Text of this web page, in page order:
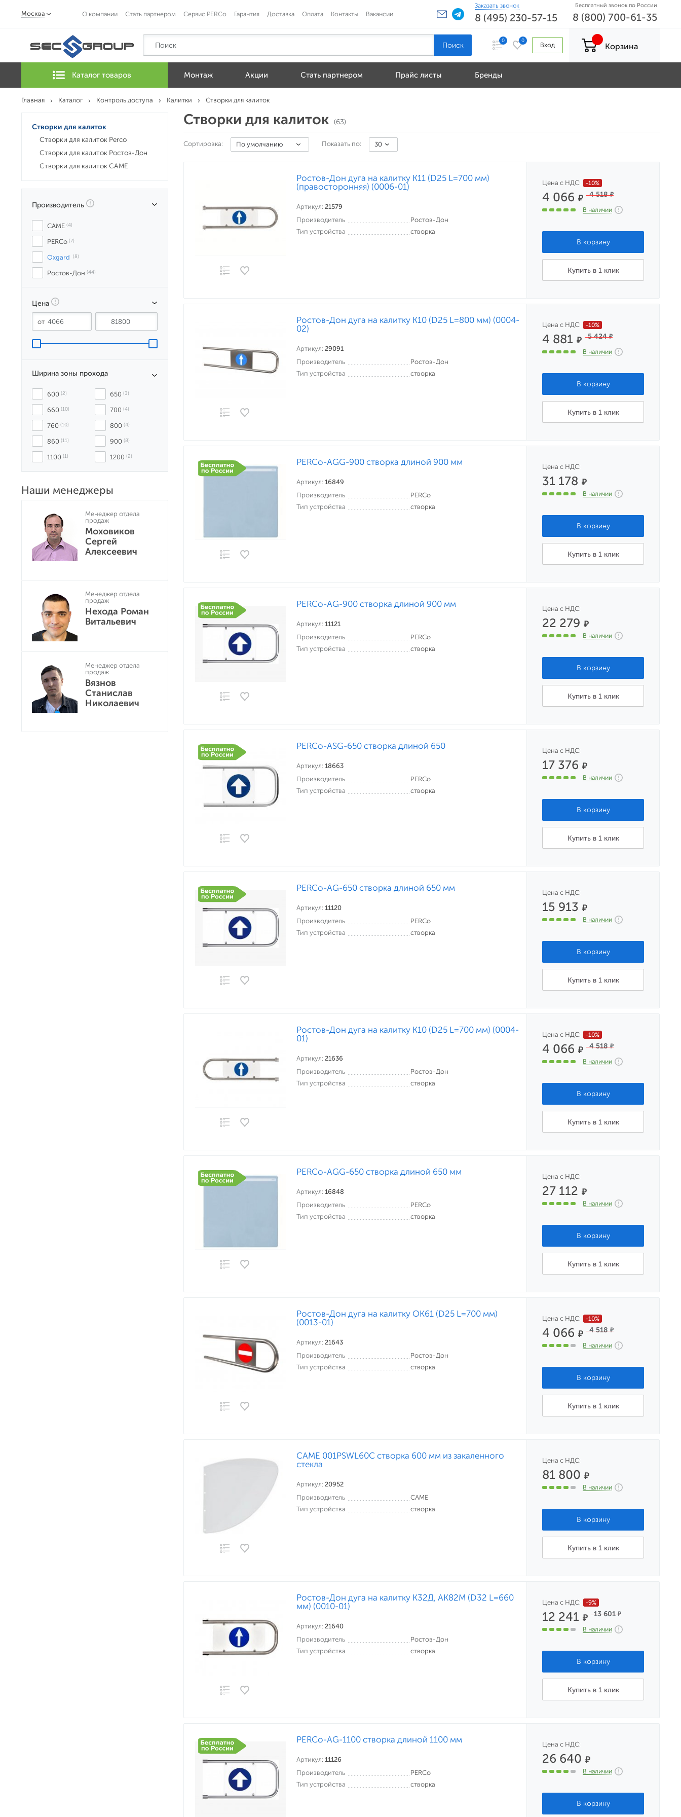
Москва О компании Стать партнером Сервис PERCo Гарантия Доставка Оплата Контакты Вакансии
Заказать звонок
8 (495) 230-57-15
Бесплатный звонок по России
8 (800) 700-61-35
0 0
Вход Корзина
Каталог товаров Монтаж Акции Стать партнером Прайс листы Бренды
Главная Каталог Контроль доступа Калитки Створки для калиток
Створки для калиток
Створки для калиток Perco
Створки для калиток Ростов-Дон
Створки для калиток CAME
Производитель
CAME (4)
PERCo (7)
Oxgard (8)
Ростов-Дон (44)
Цена
Ширина зоны прохода
600 (2) 650 (3)
660 (10) 700 (4)
760 (10) 800 (4)
860 (11) 900 (8)
1100 (1) 1200 (2)
Наши менеджеры
Менеджер отдела
продаж
Моховиков
Сергей
Алексеевич
Менеджер отдела
продаж
Нехода Роман
Витальевич
Менеджер отдела
продаж
Вязнов
Станислав
Николаевич
Створки для калиток (63)
Сортировка: По умолчанию Показать по: 30
Ростов-Дон дуга на калитку К11 (D25 L=700 мм)
(правосторонняя) (0006-01)
Артикул: 21579
Производитель
Ростов-Дон
Тип устройства
створка
Цена с НДС: -10%
4 066₽ 4 518₽
В наличии
Купить в 1 клик
Ростов-Дон дуга на калитку К10 (D25 L=800 мм) (0004-
02)
Артикул: 29091
Производитель
Ростов-Дон
Тип устройства
створка
Цена с НДС: -10%
4 881₽ 5 424₽
В наличии
Купить в 1 клик
PERCo-AGG-900 створка длиной 900 мм
Артикул: 16849
Производитель
PERCo
Тип устройства
створка
Цена с НДС:
31 178₽
В наличии
Купить в 1 клик
PERCo-AG-900 створка длиной 900 мм
Артикул: 11121
Производитель
PERCo
Тип устройства
створка
Цена с НДС:
22 279₽
В наличии
Купить в 1 клик
PERCo-ASG-650 створка длиной 650
Артикул: 18663
Производитель
PERCo
Тип устройства
створка
Цена с НДС:
17 376₽
В наличии
Купить в 1 клик
PERCo-AG-650 створка длиной 650 мм
Артикул: 11120
Производитель
PERCo
Тип устройства
створка
Цена с НДС:
15 913₽
В наличии
Купить в 1 клик
Ростов-Дон дуга на калитку К10 (D25 L=700 мм) (0004-
01)
Артикул: 21636
Производитель
Ростов-Дон
Тип устройства
створка
Цена с НДС: -10%
4 066₽ 4 518₽
В наличии
Купить в 1 клик
PERCo-AGG-650 створка длиной 650 мм
Артикул: 16848
Производитель
PERCo
Тип устройства
створка
Цена с НДС:
27 112₽
В наличии
Купить в 1 клик
Ростов-Дон дуга на калитку ОК61 (D25 L=700 мм)
(0013-01)
Артикул: 21643
Производитель
Ростов-Дон
Тип устройства
створка
Цена с НДС: -10%
4 066₽ 4 518₽
В наличии
Купить в 1 клик
CAME 001PSWL60C створка 600 мм из закаленного
стекла
Артикул: 20952
Производитель
CAME
Тип устройства
створка
Цена с НДС:
81 800₽
В наличии
Купить в 1 клик
Ростов-Дон дуга на калитку К32Д, АК82М (D32 L=660
мм) (0010-01)
Артикул: 21640
Производитель
Ростов-Дон
Тип устройства
створка
Цена с НДС: -9%
12 241₽ 13 601₽
В наличии
Купить в 1 клик
PERCo-AG-1100 створка длиной 1100 мм
Артикул: 11126
Производитель
PERCo
Тип устройства
створка
Цена с НДС:
26 640₽
В наличии